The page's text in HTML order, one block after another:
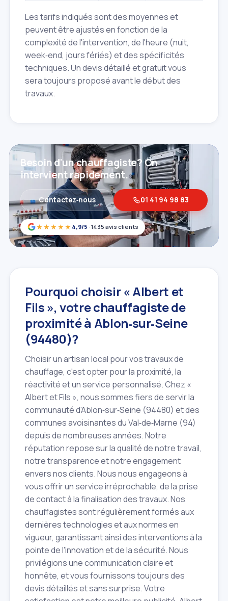
Les tarifs indiqués sont des moyennes et
peuvent être ajustés en fonction de la
complexité de l'intervention, de l'heure (nuit,
week‑end, jours fériés) et des spécificités
techniques. Un devis détaillé et gratuit vous
sera toujours proposé avant le début des
travaux.
★★★★★ 4,9/5 · 1435 avis clients
Besoin d'un chauffagiste? On
intervient rapidement.
Contactez‑nous 01 41 94 98 83
Pourquoi choisir « Albert et
Fils », votre chauffagiste de
proximité à Ablon‑sur‑Seine
(94480)?
Choisir un artisan local pour vos travaux de
chauffage, c'est opter pour la proximité, la
réactivité et un service personnalisé. Chez «
Albert et Fils », nous sommes fiers de servir la
communauté d'Ablon‑sur‑Seine (94480) et des
communes avoisinantes du Val‑de‑Marne (94)
depuis de nombreuses années. Notre
réputation repose sur la qualité de notre travail,
notre transparence et notre engagement
envers nos clients. Nous nous engageons à
vous offrir un service irréprochable, de la prise
de contact à la finalisation des travaux. Nos
chauffagistes sont régulièrement formés aux
dernières technologies et aux normes en
vigueur, garantissant ainsi des interventions à la
pointe de l'innovation et de la sécurité. Nous
privilégions une communication claire et
honnête, et vous fournissons toujours des
devis détaillés et sans surprise. Votre